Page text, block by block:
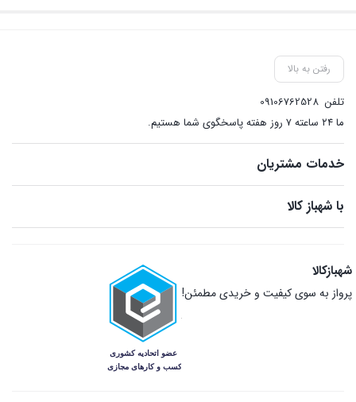
رفتن به بالا
تلفن 09106762528
ما ۲۴ ساعته ۷ روز هفته پاسخگوی شما هستیم.
خدمات مشتریان
با شهباز کالا
شهبازکالا
پرواز به سوی کیفیت و خریدی مطمئن!